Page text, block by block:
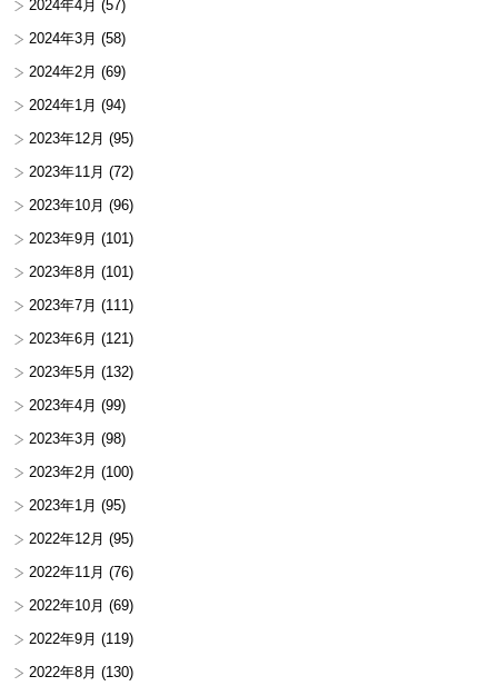
2024年4月 (57)
2024年3月 (58)
2024年2月 (69)
2024年1月 (94)
2023年12月 (95)
2023年11月 (72)
2023年10月 (96)
2023年9月 (101)
2023年8月 (101)
2023年7月 (111)
2023年6月 (121)
2023年5月 (132)
2023年4月 (99)
2023年3月 (98)
2023年2月 (100)
2023年1月 (95)
2022年12月 (95)
2022年11月 (76)
2022年10月 (69)
2022年9月 (119)
2022年8月 (130)